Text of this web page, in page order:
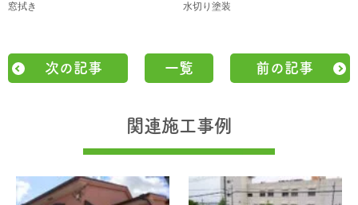
窓拭き 水切り塗装
次の記事 一覧 前の記事
関連施工事例